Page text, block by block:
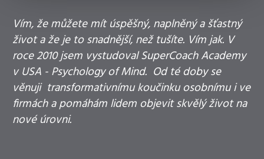
Vím, že můžete mít úspěšný, naplněný a šťastný
život a že je to snadnější, než tušíte. Vím jak. V
roce 2010 jsem vystudoval SuperCoach Academy
v USA - Psychology of Mind. Od té doby se
věnuji transformativnímu koučinku osobnímu i ve
firmách a pomáhám lidem objevit skvělý život na
nové úrovni.